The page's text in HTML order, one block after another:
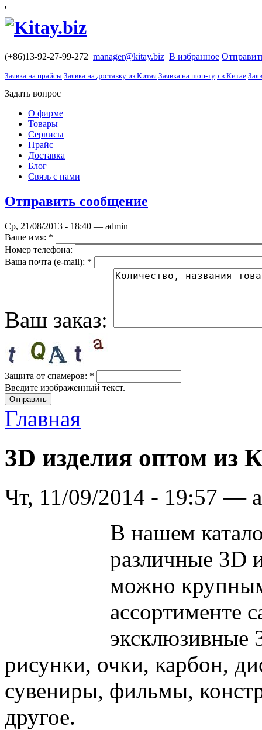
'
(+86)13-92-27-99-272 manager@kitay.biz В избранное
Заявка на прайсы Заявка на доставку из Китая Заявка на шоп-тур в Китае
Задать вопрос
О фирме
Товары
Сервисы
Прайс
Доставка
Блог
Связь с нами
Отправить сообщение
Ср, 21/08/2013 - 18:40 — admin
Ваше имя: *
Номер телефона:
Ваша почта (е-mail): *
Ваш заказ:
Защита от спамеров: *
Введите изображенный текст.
Главная
3D изделия оптом из
Чт, 11/09/2014 - 19:57 —
В нашем
различные 3D
можно
ассортименте
эксклюзивные
рисунки, очки, карбон,
сувениры, фильмы,
другое.